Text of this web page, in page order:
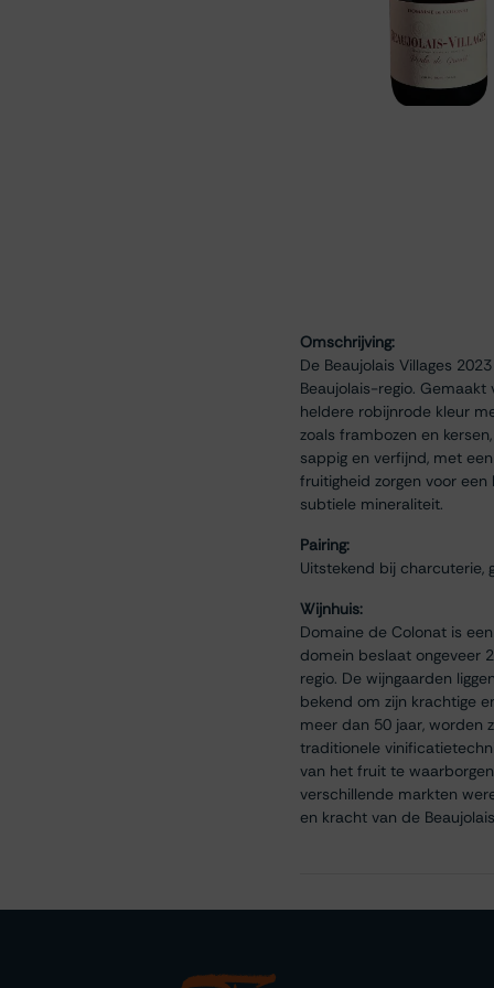
Omschrijving:
De Beaujolais Villages
Beaujolais-regio.
heldere robijnrode kleur
zoals frambozen en
sappig en verfijnd, met
fruitigheid zorgen voor
subtiele mineraliteit.
Pairing:
Uitstekend bij charcuterie,
Wijnhuis:
Domaine de Colonat is
domein beslaat ongeveer
regio. De wijngaarden
bekend om zijn krachtige
meer dan 50 jaar, worden
traditionele
van het fruit te
verschillende markten
en kracht van de